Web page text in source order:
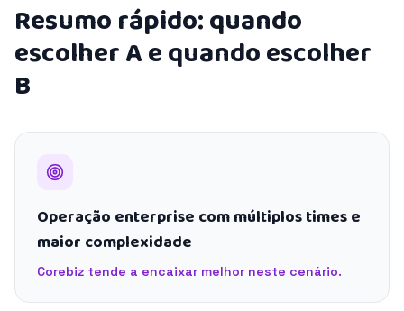
Resumo rápido: quando
escolher A e quando escolher
B
Operação enterprise com múltiplos times e
maior complexidade
Corebiz tende a encaixar melhor neste cenário.